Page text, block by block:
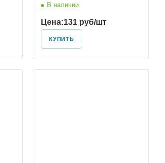
В наличии
Цена:131 руб/шт
КУПИТЬ